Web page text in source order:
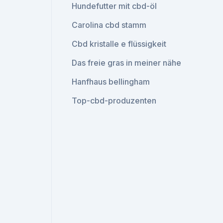
Hundefutter mit cbd-öl
Carolina cbd stamm
Cbd kristalle e flüssigkeit
Das freie gras in meiner nähe
Hanfhaus bellingham
Top-cbd-produzenten